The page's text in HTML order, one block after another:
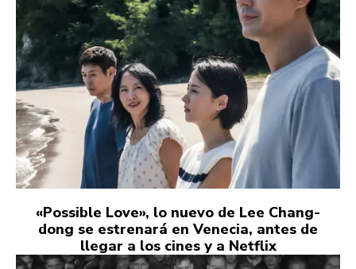
«Possible Love», lo nuevo de Lee Chang-
dong se estrenará en Venecia, antes de
llegar a los cines y a Netflix